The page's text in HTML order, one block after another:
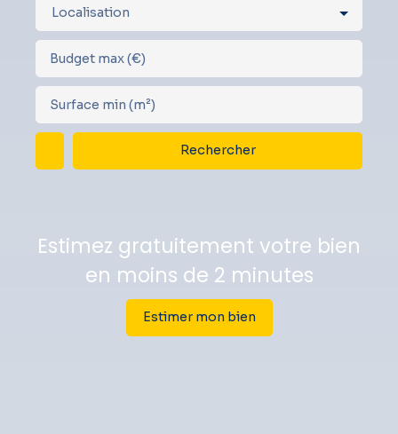
Localisation
Budget max (€)
Surface min (m²)
Rechercher
Estimez gratuitement votre bien
en moins de 2 minutes
Estimer mon bien